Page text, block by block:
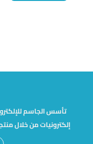
إلكترونيات من خلال